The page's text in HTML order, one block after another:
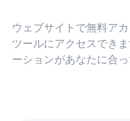
ウェブサイトで無料ア
ツールにアクセスでき
ーションがあなたに合